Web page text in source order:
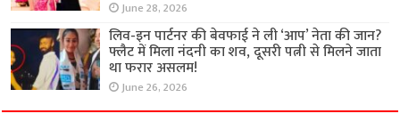
June 28, 2026
लिव-इन पार्टनर की बेवफाई ने ली ‘आप’ नेता की जान?
फ्लैट में मिला नंदनी का शव, दूसरी पत्नी से मिलने जाता
था फरार असलम!
June 26, 2026